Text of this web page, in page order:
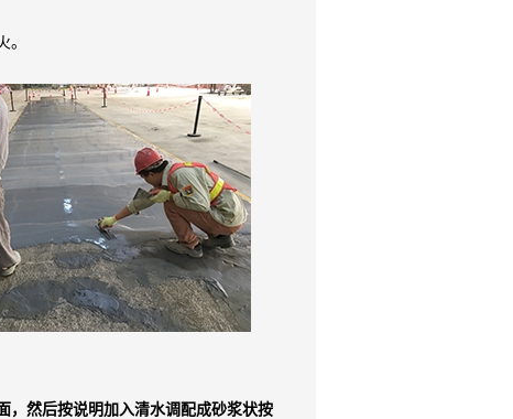
，然后按说明加入清水调配成砂浆状按